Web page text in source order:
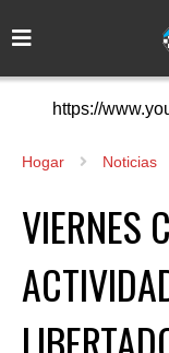
https://
Hogar Noticias
VIERNES